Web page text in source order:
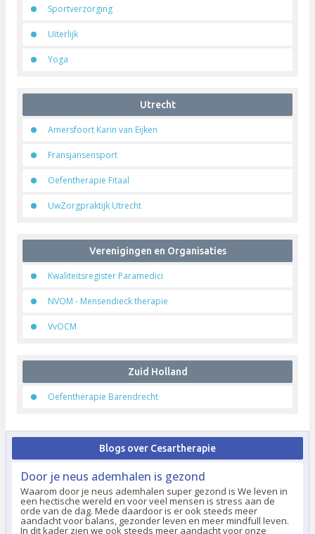
Sportverzorging
Uiterlijk
Yoga
Utrecht
Amersfoort Karin van Eijken
Fransjansensport
Oefentherapie Fitaal
UwZorgpraktijk Utrecht
Verenigingen en Organisaties
Kwaliteitsregister Paramedici
NVOM - Mensendieck therapie
VvOCM
Zuid Holland
Oefentherapie Barendrecht
Blogs over Cesartherapie
Door je neus ademhalen is gezond
Waarom door je neus ademhalen super gezond is We leven in
een hectische wereld en voor veel mensen is stress aan de
orde van de dag. Mede daardoor is er ook steeds meer
aandacht voor balans, gezonder leven en meer mindfull leven.
In dit kader zien we ook steeds meer aandacht voor onze